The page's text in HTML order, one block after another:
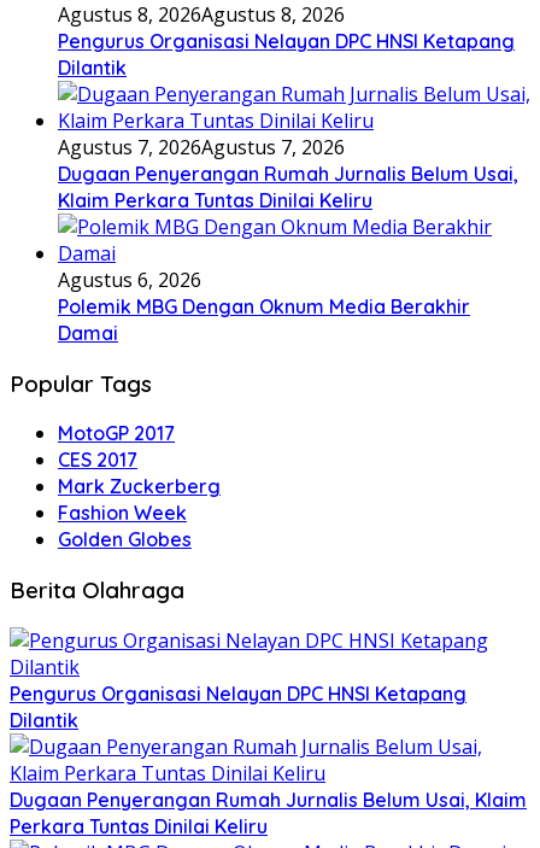
Agustus 8, 2026Agustus 8, 2026
Pengurus Organisasi Nelayan DPC HNSI Ketapang
Dilantik
Agustus 7, 2026Agustus 7, 2026
Dugaan Penyerangan Rumah Jurnalis Belum Usai,
Klaim Perkara Tuntas Dinilai Keliru
Agustus 6, 2026
Polemik MBG Dengan Oknum Media Berakhir
Damai
Popular Tags
MotoGP 2017
CES 2017
Mark Zuckerberg
Fashion Week
Golden Globes
Berita Olahraga
Pengurus Organisasi Nelayan DPC HNSI Ketapang
Dilantik
Dugaan Penyerangan Rumah Jurnalis Belum Usai, Klaim
Perkara Tuntas Dinilai Keliru